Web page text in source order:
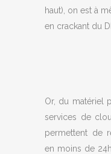
haut), on est à
en crackant du
Or, du matériel
services de
permettent de
en moins de